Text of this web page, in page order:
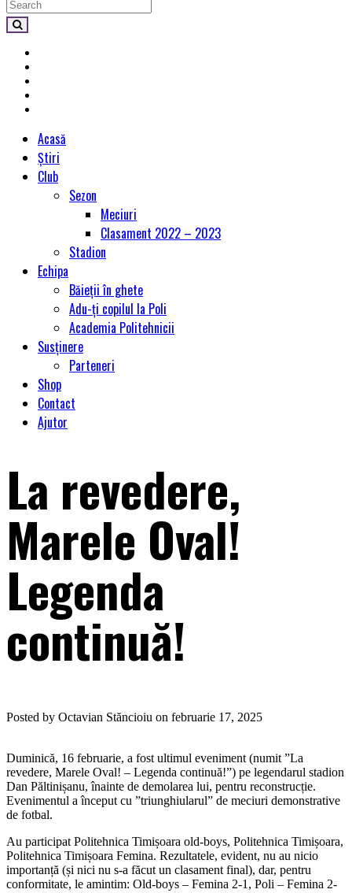
Acasă
Știri
Club
Sezon
Meciuri
Clasament 2022 – 2023
Stadion
Echipa
Băieții în ghete
Adu-ți copilul la Poli
Academia Politehnicii
Susținere
Parteneri
Shop
Contact
Ajutor
La revedere,
Marele Oval!
Legenda
continuă!
Posted by Octavian Stăncioiu on februarie 17, 2025
Duminică, 16 februarie, a fost ultimul eveniment (numit ”La
revedere, Marele Oval! – Legenda continuă!”) pe legendarul stadion
Dan Păltinișanu, înainte de demolarea lui, pentru reconstrucție.
Evenimentul a început cu ”triunghiularul” de meciuri demonstrative
de fotbal.
Au participat Politehnica Timișoara old-boys, Politehnica Timișoara,
Politehnica Timișoara Femina. Rezultatele, evident, nu au nicio
importanță (și nici nu s-a făcut un clasament final), dar, pentru
conformitate, le amintim: Old-boys – Femina 2-1, Poli – Femina 2-